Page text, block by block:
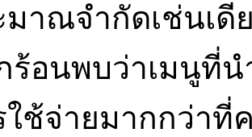
มาณจำกัดเช่นเ
อนพบว่าเมนูที่น
ใช้จ่ายมากกว่าที่